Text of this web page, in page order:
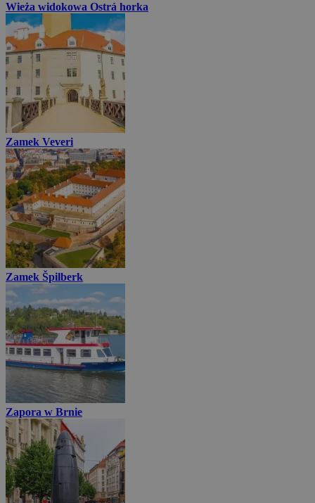
Wieża widokowa Ostrá horka
Zamek Veveri
Zamek Špilberk
Zapora w Brnie